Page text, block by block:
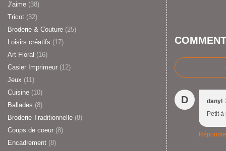
J'aime (38)
Tricot (32)
Broderie & Couture (25)
Loisirs créatifs (17)
Art Floral (16)
Casier Imprimeur (12)
Jeux (11)
Cuisine (10)
Ballades (8)
Broderie Traditionnelle (8)
Coups de coeur (8)
Encadrement (8)
D danyl
Petit
Répondre